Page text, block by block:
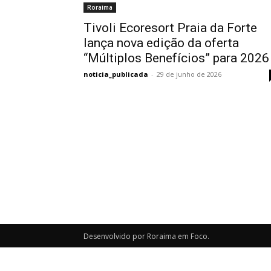
Roraima
Tivoli Ecoresort Praia da Forte
lança nova edição da oferta
“Múltiplos Benefícios” para 2026
noticia_publicada - 29 de junho de 2026
Desenvolvido por Roraima em Foco.